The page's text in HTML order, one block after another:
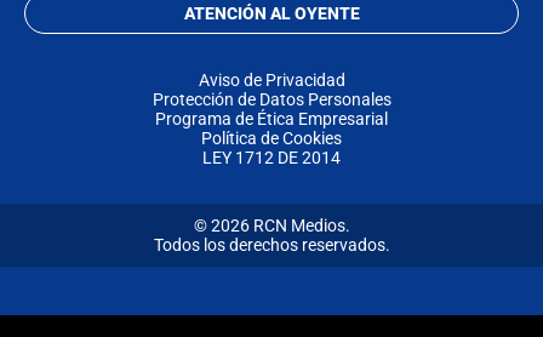
ATENCIÓN AL OYENTE
Aviso de Privacidad
Protección de Datos Personales
Programa de Ética Empresarial
Política de Cookies
LEY 1712 DE 2014
© 2026 RCN Medios.
Todos los derechos reservados.